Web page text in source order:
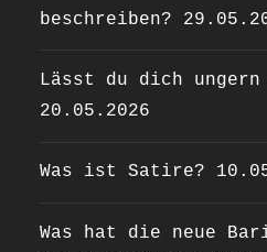
beschreiben?
Lässt du dich
20.05.2026
Was ist Satire?
Was hat die neue